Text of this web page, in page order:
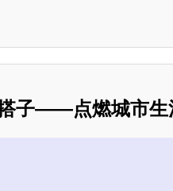
子——点燃城市生